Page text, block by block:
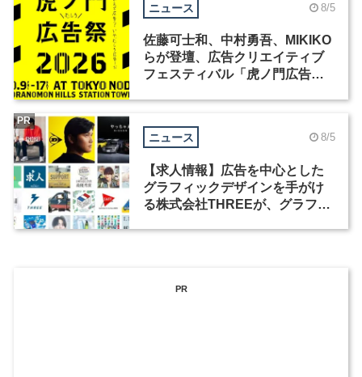
ニュース 8/5
佐藤可士和、中村勇吾、MIKIKO
らが登壇、広告クリエイティブ
フェスティバル「虎ノ門広告
ニュース 8/5
【求人情報】広告を中心とした
グラフィックデザインを手がけ
る株式会社THREEが、グラフィ
PR
PR